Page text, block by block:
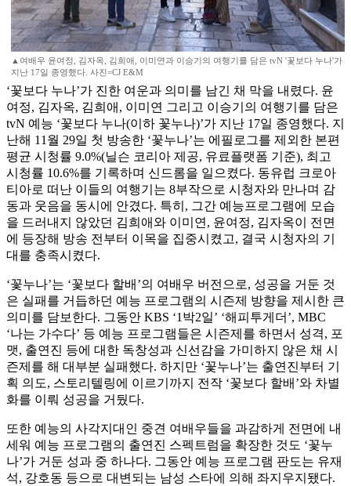
▲여배우 윤여정, 김자옥, 김희애, 이미연과 이승기의 여행기를 담은 tvN '꽃보다 누나'가
지난 17일 종영했다. 사진=CJ E&M
‘꽃보다 누나’가 진한 여운과 의미를 남긴 채 막을 내렸다. 윤
여정, 김자옥, 김희애, 이미연 그리고 이승기의 여행기를 담은
tvN 예능 ‘꽃보다 누나(이하 꽃누나)’가 지난 17일 종영했다. 지
난해 11월 29일 첫 방송한 ‘꽃누나’는 에필로그를 제외한 본편
평균 시청률 9.0%(닐슨 코리아 제공, 유료플랫폼 기준), 최고
시청률 10.6%를 기록하며 신드롬을 일으켰다. 동유럽 크로아
티아로 떠난 이들의 여행기는 8부작으로 시청자와 만나며 감
동과 웃음을 동시에 안겼다. 특히, 그간 예능프로그램에 모습
을 드러내지 않았던 김희애와 이미연, 윤여정, 김자옥이 전면
에 등장해 방송 전부터 이목을 집중시켰고, 결국 시청자의 기
대를 충족시켰다.
‘꽃누나’는 ‘꽃보다 할배’의 여배우 버전으로, 성공을 거둔 것
은 실패를 거듭하던 예능 프로그램의 시즌제 방향을 제시한 큰
의미를 담보한다. 그동안 KBS ‘1박2일’ ‘해피투게더’, MBC
‘나는 가수다’ 등 예능 프로그램들은 시즌제를 하면서 성격, 포
맷, 출연진 등에 대한 독창성과 신선감을 가미하지 않은 채 시
즌제를 해 대부분 실패했다. 하지만 ‘꽃누나’는 출연진부터 기
획 의도, 스토리텔링에 이르기까지 전작 ‘꽃보다 할배’와 차별
화를 이뤄 성공을 거뒀다.
또한 예능의 사각지대인 중견 여배우들을 과감하게 전면에 내
세워 예능 프로그램의 출연진 스펙트럼을 확장한 것도 ‘꽃누
나’가 거둔 성과 중 하나다. 그동안 예능 프로그램 판도는 유재
석, 강호동 등으로 대변되는 남성 스타에 의해 좌지우지됐다.